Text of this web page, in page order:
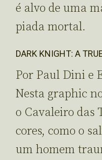
é alvo de uma
piada mortal.
DARK KNIGHT: A
Por Paul Dini e
Nesta graphic
o Cavaleiro das
cores, como o
um homem